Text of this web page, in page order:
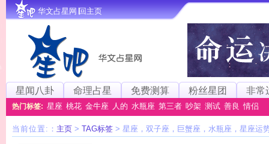
华文占星网∣回主页
星闻八卦 命理占星 免费测算 粉丝星团 非常
热门标签: 星座 桃花 金牛座 人的 水瓶座 第三者 吵架 测试 善良 情侣
当前位置: ： 主页 > TAG标签 > 星座，双子座，巨蟹座，水瓶座，星座运